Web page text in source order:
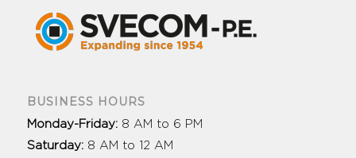
BUSINESS HOURS
Monday-Friday: 8 AM to 6 PM
Saturday: 8 AM to 12 AM